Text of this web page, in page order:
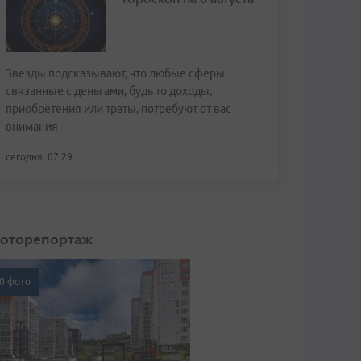
Звезды подсказывают, что любые сферы,
связанные с деньгами, будь то доходы,
приобретения или траты, потребуют от вас
внимания
сегодня, 07:29
фото